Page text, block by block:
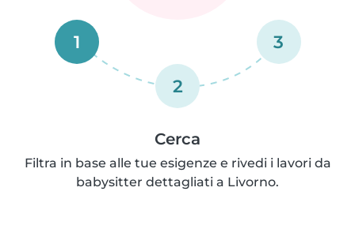
1
2
3
Cerca
Filtra in base alle tue esigenze e rivedi i lavori da
babysitter dettagliati a Livorno.